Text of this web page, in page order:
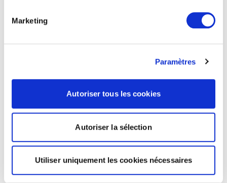
Marketing
Paramètres
Autoriser tous les cookies
Autoriser la sélection
Utiliser uniquement les cookies nécessaires